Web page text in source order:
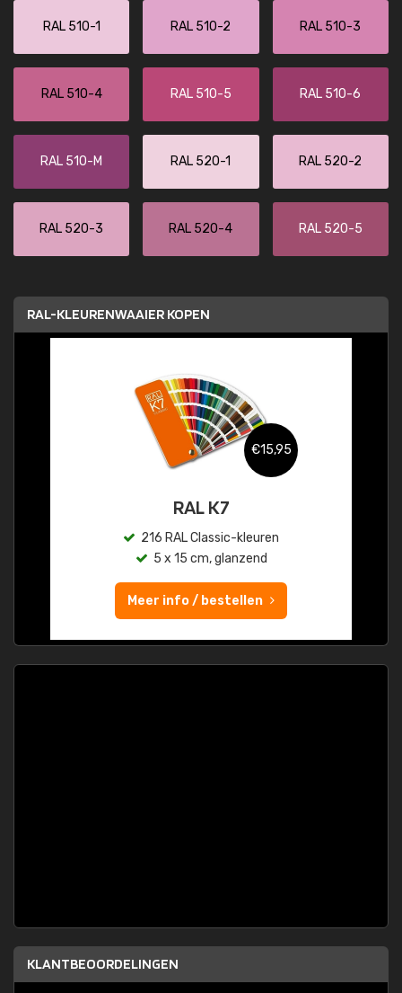
RAL 510-1 RAL 510-2 RAL 510-3
RAL 510-4 RAL 510-5 RAL 510-6
RAL 510-M RAL 520-1 RAL 520-2
RAL 520-3 RAL 520-4 RAL 520-5
RAL-KLEURENWAAIER KOPEN
€15,95
RAL K7
216 RAL Classic-kleuren
5 x 15 cm, glanzend
Meer info / bestellen
KLANTBEOORDELINGEN